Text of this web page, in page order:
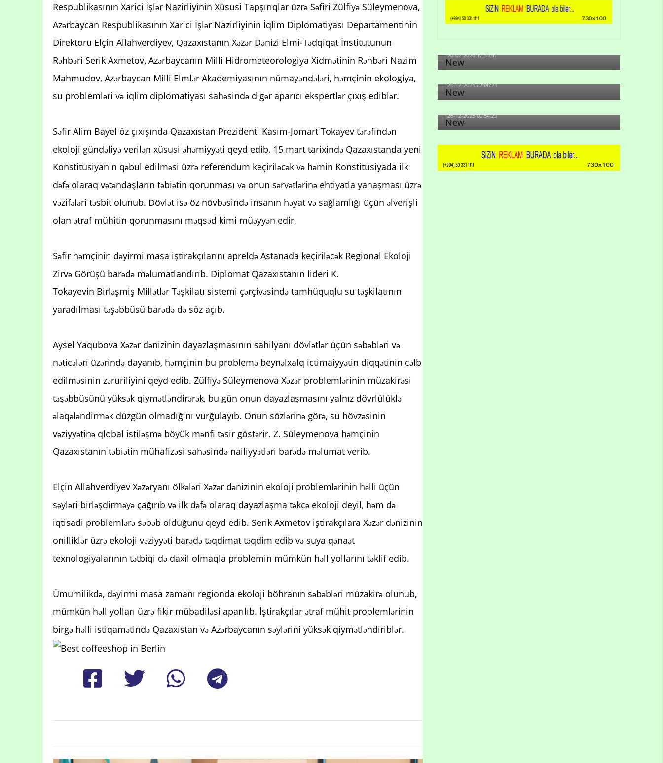
Respublikasının Xarici İşlər Nazirliyinin Xüsusi Tapşırıqlar üzrə Səfiri Zülfiyə Süleymenova,
Azərbaycan Respublikasının Xarici İşlər Nazirliyinin İqlim Diplomatiyası Departamentinin
Direktoru Elçin Allahverdiyev, Qazaxıstanın Xəzər Dənizi Elmi-Tədqiqat İnstitutunun
Rəhbəri Serik Axmetov, Azərbaycanın Milli Hidrometeorologiya Xidmətinin Rəhbəri Nazim
Mahmudov, Azərbaycan Milli Elmlər Akademiyasının nümayəndələri, həmçinin ekologiya,
su problemləri və iqlim diplomatiyası sahəsində digər aparıcı ekspertlər çıxış ediblər.
Səfir Alim Bayel öz çıxışında Qazaxıstan Prezidenti Kasım-Jomart Tokayev tərəfindən
ekoloji gündəliyə verilən xüsusi əhəmiyyəti qeyd edib. 15 mart tarixində Qazaxıstanda yeni
Konstitusiyanın qəbul edilməsi üzrə referendum keçiriləcək və həmin Konstitusiyada ilk
dəfə olaraq vətəndaşların təbiətin qorunması və onun sərvətlərinə ehtiyatla yanaşması üzrə
vəzifələri təsbit olunub. Dövlət isə öz növbəsində insanın həyat və sağlamlığı üçün əlverişli
olan ətraf mühitin qorunmasını məqsəd kimi müəyyən edir.
Səfir həmçinin dəyirmi masa iştirakçılarını apreldə Astanada keçiriləcək Regional Ekoloji
Zirvə Görüşü barədə məlumatlandırıb. Diplomat Qazaxıstanın lideri K.
Tokayevin Birləşmiş Millətlər Təşkilatı sistemi çərçivəsində tamhüquqlu su təşkilatının
yaradılması təşəbbüsü barədə də söz açıb.
Aysel Yaqubova Xəzər dənizinin dayazlaşmasının sahilyanı dövlətlər üçün səbəbləri və
nəticələri üzərində dayanıb, həmçinin bu problemə beynəlxalq ictimaiyyətin diqqətinin cəlb
edilməsinin zəruriliyini qeyd edib. Zülfiyə Süleymenova Xəzər problemlərinin müzakirəsi
təşəbbüsünü yüksək qiymətləndirərək, bu gün onun dayazlaşmasını yalnız dövrlülüklə
əlaqələndirmək düzgün olmadığını vurğulayıb. Onun sözlərinə görə, su hövzəsinin
vəziyyətinə qlobal istiləşmə böyük mənfi təsir göstərir. Z. Süleymenova həmçinin
Qazaxıstanın təbiətin mühafizəsi sahəsində nailiyyətləri barədə məlumat verib.
Elçin Allahverdiyev Xəzəryanı ölkələri Xəzər dənizinin ekoloji problemlərinin həlli üçün
səyləri birləşdirməyə çağırıb və ilk dəfə olaraq dayazlaşma təkcə ekoloji deyil, həm də
iqtisadi problemlərə səbəb olduğunu qeyd edib. Serik Axmetov iştirakçılara Xəzər dənizinin
onilliklər üzrə ekoloji vəziyyəti barədə təqdimat təqdim edib və suya qənaət
texnologiyalarının tətbiqi də daxil olmaqla problemin mümkün həll yollarını təklif edib.
Ümumilikdə, dəyirmi masa zamanı regionda ekoloji böhranın səbəbləri müzakirə olunub,
mümkün həll yolları üzrə fikir mübadiləsi aparılıb. İştirakçılar ətraf mühit problemlərinin
birgə həlli istiqamətində Qazaxıstan və Azərbaycanın səylərini yüksək qiymətləndiriblər.
artıb?
20-02-2026 17:55:47
Məni bura NAZİR GÖNDƏRİB - 1937-ci ildən
fəaliyyətdə olan və...
26-12-2025 02:08:23
-Ay qız, sən məhkəməni udmayacaqsan... Sən
bilirsən də, məni...
26-12-2025 00:54:29